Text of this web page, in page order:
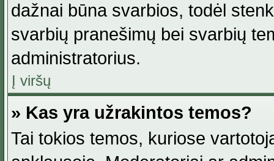
dažnai būna svarbios, todėl
svarbių pranešimų bei svarbių
administratorius.
Į viršų
» Kas yra užrakintos temos?
Tai tokios temos, kuriose